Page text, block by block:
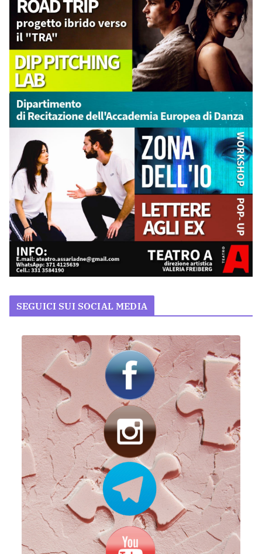
SEGUICI SUI SOCIAL MEDIA